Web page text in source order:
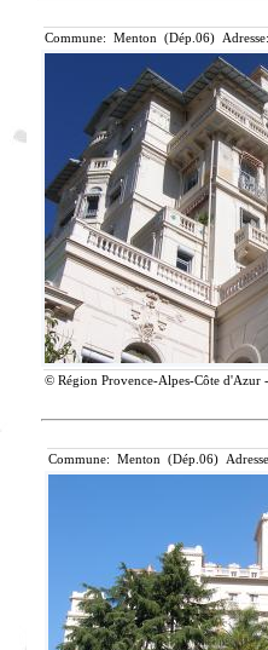
Commune: Menton (Dép.06)
© Région Provence-Alpes-Côte d'Azur
Commune: Menton (Dép.06)